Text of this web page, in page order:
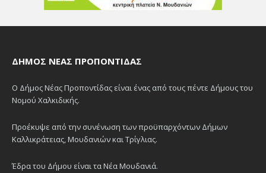
ΔΉΜΟΣ ΝΈΑΣ ΠΡΟΠΟΝΤΊΔΑΣ
Ο Δήμος Νέας Προποντίδας είναι ένας από τους πέντε Δήμους του
Νομού Χαλκιδικής.
Προέκυψε από την συνένωση των προϋπαρχόντων Δήμων
Καλλικράτειας, Μουδανιών και Τρίγλιας.
Έδρα του Δήμου είναι τα Νέα Μουδανιά.